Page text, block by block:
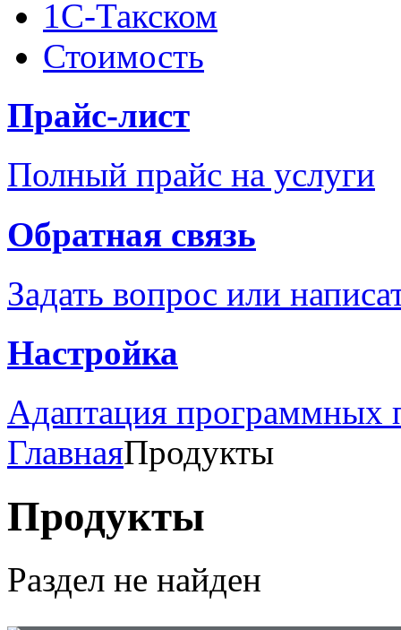
1С-Такском
Стоимость
Прайс-лист
Полный прайс на услуги
Обратная связь
Задать вопрос или
Настройка
Адаптация программных
ГлавнаяПродукты
Продукты
Раздел не найден